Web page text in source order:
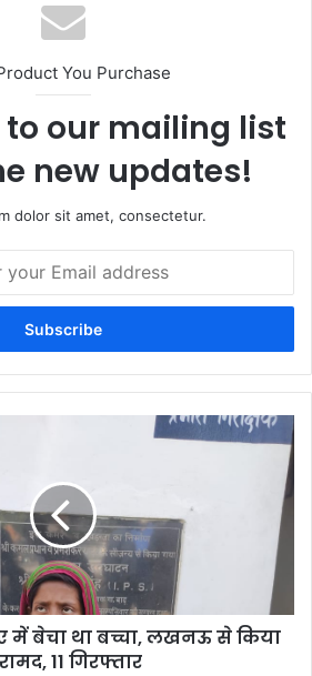
You Purchase
to our mailing list
new updates!
dolor sit amet, consectetur.
में बेचा था बच्चा, लखनऊ से किया
11 गिरफ्तार